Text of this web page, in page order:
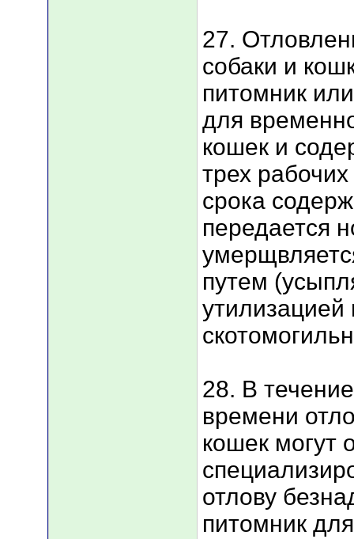
27.
собаки и
питомник
для
кошек и
трех
срока
передается
путем
утилизацией
28. В
времени
кошек могут
отлову
питомник